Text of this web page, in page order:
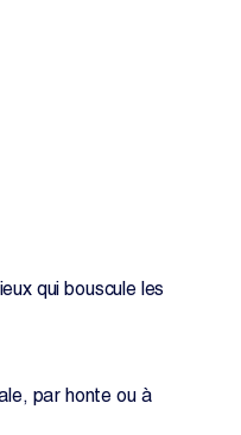
qui bouscule les
par honte ou à